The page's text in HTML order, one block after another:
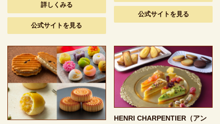
詳しくみる
公式サイトを見る
公式サイトを見る
HENRI CHARPENTIER（アン